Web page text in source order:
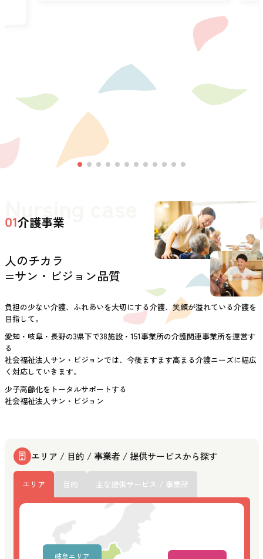
Nursing case
01介護事業
人のチカラ
=サン・ビジョン品質
負担の少ない介護、ふれあいを大切にする介護、笑顔が溢れている介護を
目指して。
愛知・岐阜・長野の3県下で38施設・151事業所の介護関連事業所を運営す
る
社会福祉法人サン・ビジョンでは、今後ますます高まる介護ニーズに幅広
く対応していきます。
少子高齢化をトータルサポートする
社会福祉法人サン・ビジョン
エリア / 目的 / 事業者 / 提供サービスから探す
エリア 目的 主な提供サービス / 事業所
岐阜エリア